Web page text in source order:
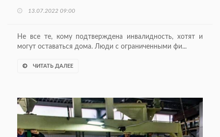
13.07.2022 09:00
Не все те, кому подтверждена инвалидность, хотят и
могут оставаться дома. Люди с ограниченными фи...
ЧИТАТЬ ДАЛЕЕ